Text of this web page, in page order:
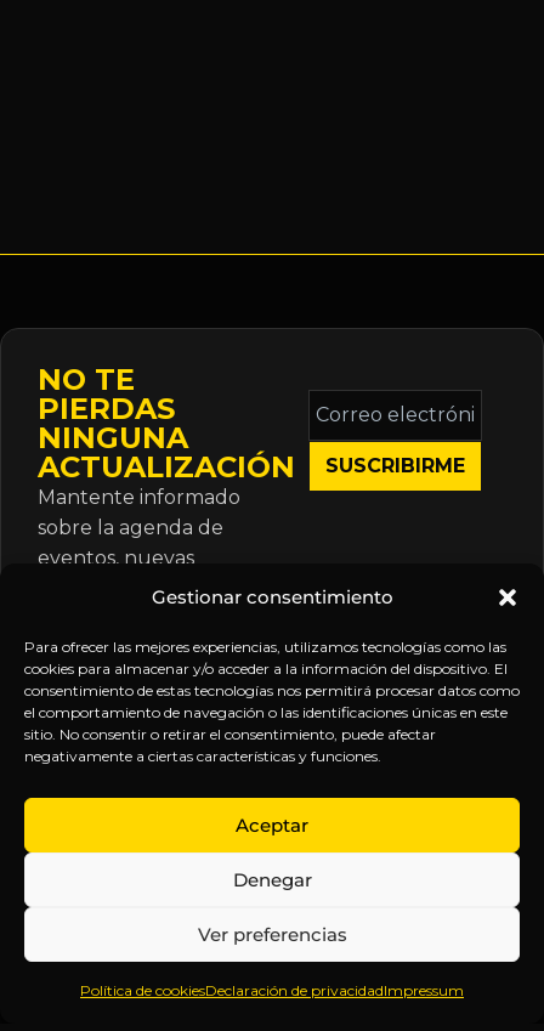
Gestionar consentimiento
Para ofrecer las mejores experiencias, utilizamos tecnologías como las
cookies para almacenar y/o acceder a la información del dispositivo. El
consentimiento de estas tecnologías nos permitirá procesar datos como
el comportamiento de navegación o las identificaciones únicas en este
sitio. No consentir o retirar el consentimiento, puede afectar
negativamente a ciertas características y funciones.
Aceptar
Denegar
Ver preferencias
Política de cookiesDeclaración de privacidadImpressum
NO TE
PIERDAS
NINGUNA
ACTUALIZACIÓN
Mantente informado
sobre la agenda de
eventos, nuevas
publicaciones y
suscripción.
Correo
electrónico
*
Inteligencia
Anticipándonos
EXPLORA
Inicio
Sobre
Contenido
Webinars
LEGAL
Política
de
Términos y
Aviso
SÍGUENOS